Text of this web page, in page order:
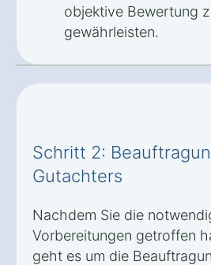
objektive Bewertung
gewährleisten.
Schritt 2:
Gutachters
Nachdem Sie die
Vorbereitungen getroffen
geht es um die